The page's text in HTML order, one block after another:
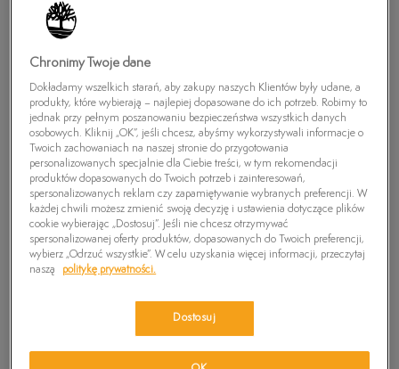
TIMBERLAND POLO SS MILLERS RVR OXFRD
PRODUKT NIEDOSTĘPNY
Wybierz swój rozmiar, a gdy będzie dostępny, otrzymasz od nas
Chronimy Twoje dane
Dokładamy wszelkich starań, aby zakupy naszych Klientów były udane, a
produkty, które wybierają – najlepiej dopasowane do ich potrzeb. Robimy to
jednak przy pełnym poszanowaniu bezpieczeństwa wszystkich danych
osobowych. Kliknij „OK”, jeśli chcesz, abyśmy wykorzystywali informacje o
Twoich zachowaniach na naszej stronie do przygotowania
personalizowanych specjalnie dla Ciebie treści, w tym rekomendacji
produktów dopasowanych do Twoich potrzeb i zainteresowań,
spersonalizowanych reklam czy zapamiętywanie wybranych preferencji. W
każdej chwili możesz zmienić swoją decyzję i ustawienia dotyczące plików
cookie wybierając „Dostosuj”. Jeśli nie chcesz otrzymywać
spersonalizowanej oferty produktów, dopasowanych do Twoich preferencji,
wybierz „Odrzuć wszystkie”. W celu uzyskania więcej informacji, przeczytaj
naszą
politykę prywatności.
Dostosuj